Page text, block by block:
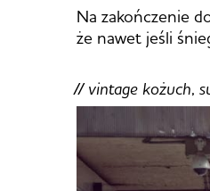
Na zakończenie
że nawet jeśli
// vintage kożuch,